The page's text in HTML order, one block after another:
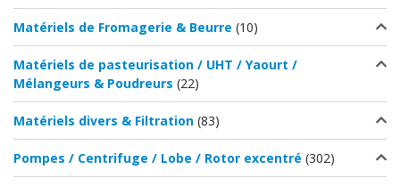
Matériels de Fromagerie & Beurre (10)
Matériels de pasteurisation / UHT / Yaourt /
Mélangeurs & Poudreurs (22)
Matériels divers & Filtration (83)
Pompes / Centrifuge / Lobe / Rotor excentré (302)